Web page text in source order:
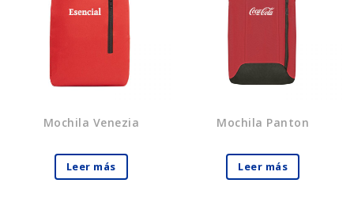
Mochila Venezia
Leer más
Mochila Panton
Leer más